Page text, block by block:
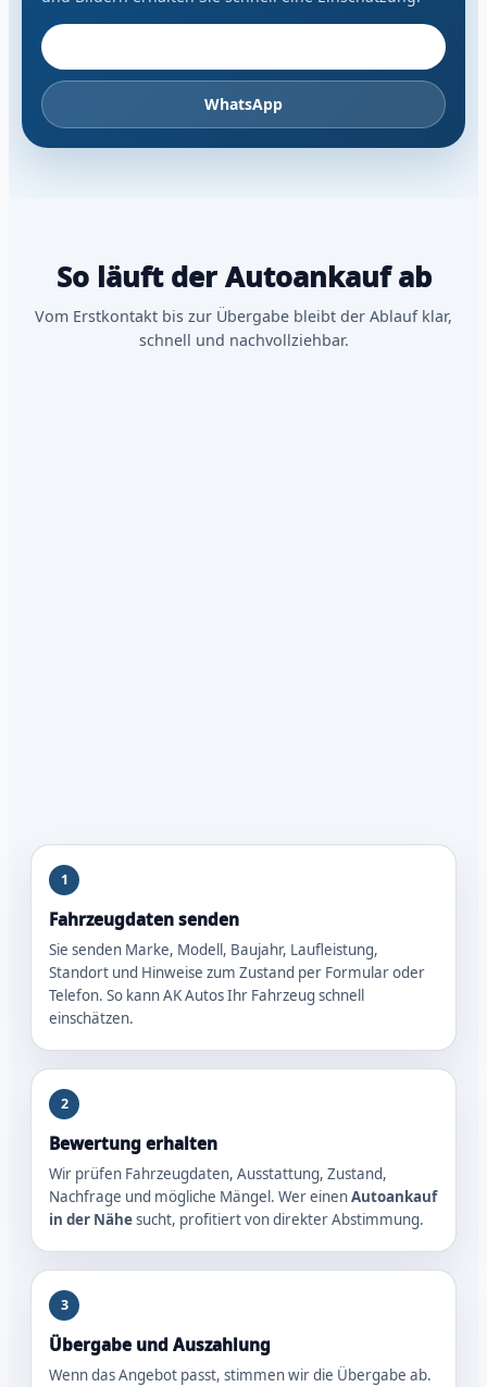
WhatsApp
So läuft der Autoankauf ab
Vom Erstkontakt bis zur Übergabe bleibt der Ablauf klar,
schnell und nachvollziehbar.
1
Fahrzeugdaten senden
Sie senden Marke, Modell, Baujahr, Laufleistung,
Standort und Hinweise zum Zustand per Formular oder
Telefon. So kann AK Autos Ihr Fahrzeug schnell
einschätzen.
2
Bewertung erhalten
Wir prüfen Fahrzeugdaten, Ausstattung, Zustand,
Nachfrage und mögliche Mängel. Wer einenAutoankauf
in der Nähesucht, profitiert von direkter Abstimmung.
3
Übergabe und Auszahlung
Wenn das Angebot passt, stimmen wir die Übergabe ab.